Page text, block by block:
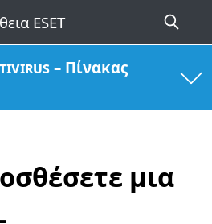
– Πίνακας
μια